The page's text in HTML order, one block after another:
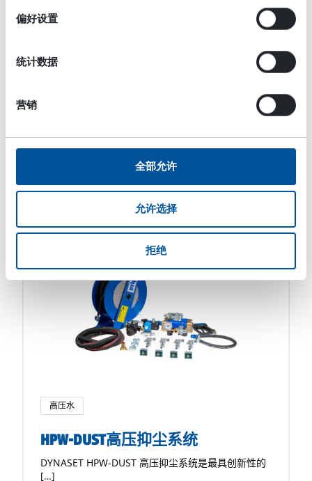
偏好设置
统计数据
营销
全部允许
允许选择
拒绝
SCU 表面清洗设备
DYNASET SCU 表面清洗设备可将移动式机器的液压
高压水
HPW-DUST高压抑尘系统
DYNASET HPW-DUST 高压抑尘系统是最具创新性的
[…]